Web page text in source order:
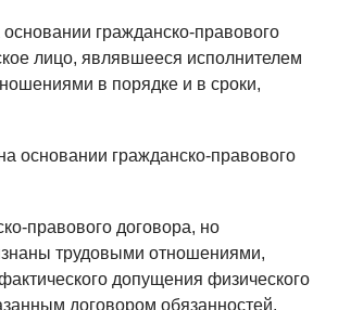
гражданско-правового
лицо, являвшееся исполнителем
в порядке и в сроки,
основании гражданско-правового
правового договора, но
трудовыми отношениями,
допущения физического
договором обязанностей.